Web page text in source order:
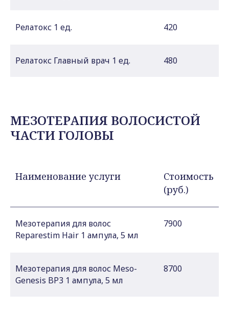
Релатокс 1 ед. 420
Релатокс Главный врач 1 ед. 480
МЕЗОТЕРАПИЯ ВОЛОСИСТОЙ
ЧАСТИ ГОЛОВЫ
Наименование услуги
Стоимость
(руб.)
Мезотерапия для волос
Reparestim Hair 1 ампула, 5 мл
7900
Мезотерапия для волос Meso-
Genesis BP3 1 ампула, 5 мл
8700